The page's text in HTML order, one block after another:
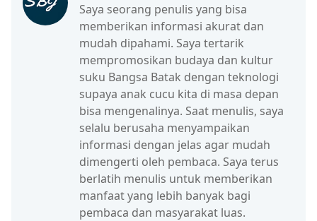
Saya seorang penulis yang bisa
memberikan informasi akurat dan
mudah dipahami. Saya tertarik
mempromosikan budaya dan kultur
suku Bangsa Batak dengan teknologi
supaya anak cucu kita di masa depan
bisa mengenalinya. Saat menulis, saya
selalu berusaha menyampaikan
informasi dengan jelas agar mudah
dimengerti oleh pembaca. Saya terus
berlatih menulis untuk memberikan
manfaat yang lebih banyak bagi
pembaca dan masyarakat luas.